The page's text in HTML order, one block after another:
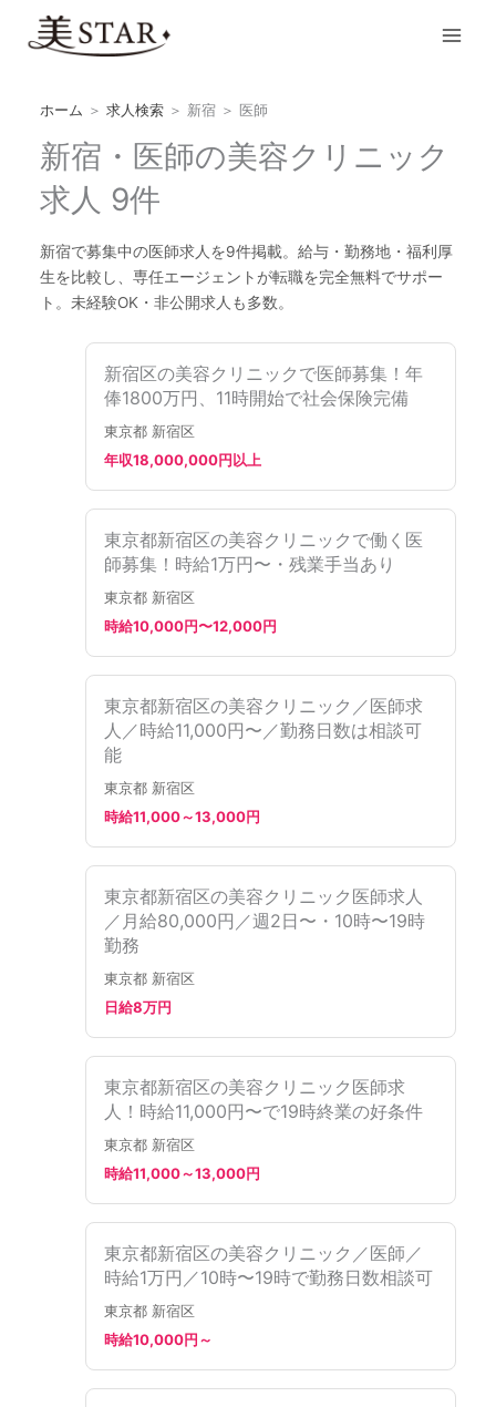
ホーム ＞ 求人検索 ＞ 新宿 ＞ 医師
新宿・医師の美容クリニック
求人 9件
新宿で募集中の医師求人を9件掲載。給与・勤務地・福利厚
生を比較し、専任エージェントが転職を完全無料でサポー
ト。未経験OK・非公開求人も多数。
新宿区の美容クリニックで医師募集！年
俸1800万円、11時開始で社会保険完備
東京都 新宿区
年収18,000,000円以上
東京都新宿区の美容クリニックで働く医
師募集！時給1万円〜・残業手当あり
東京都 新宿区
時給10,000円〜12,000円
東京都新宿区の美容クリニック／医師求
人／時給11,000円〜／勤務日数は相談可
能
東京都 新宿区
時給11,000～13,000円
東京都新宿区の美容クリニック医師求人
／月給80,000円／週2日〜・10時〜19時
勤務
東京都 新宿区
日給8万円
東京都新宿区の美容クリニック医師求
人！時給11,000円〜で19時終業の好条件
東京都 新宿区
時給11,000～13,000円
東京都新宿区の美容クリニック／医師／
時給1万円／10時〜19時で勤務日数相談可
東京都 新宿区
時給10,000円～